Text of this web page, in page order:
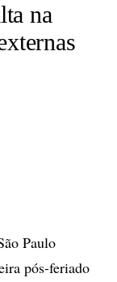
na
Paulo
pós-feriado